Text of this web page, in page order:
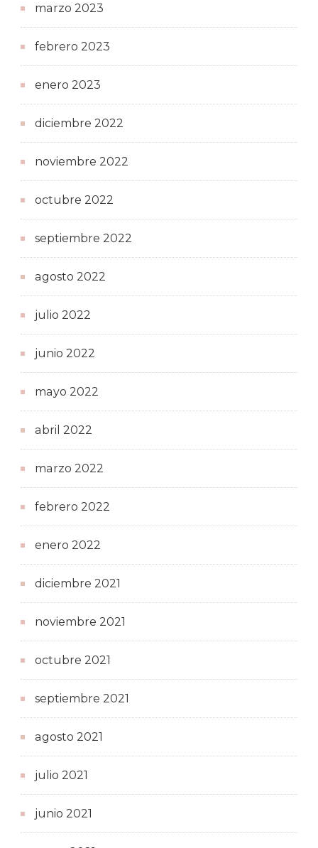
marzo 2023
febrero 2023
enero 2023
diciembre 2022
noviembre 2022
octubre 2022
septiembre 2022
agosto 2022
julio 2022
junio 2022
mayo 2022
abril 2022
marzo 2022
febrero 2022
enero 2022
diciembre 2021
noviembre 2021
octubre 2021
septiembre 2021
agosto 2021
julio 2021
junio 2021